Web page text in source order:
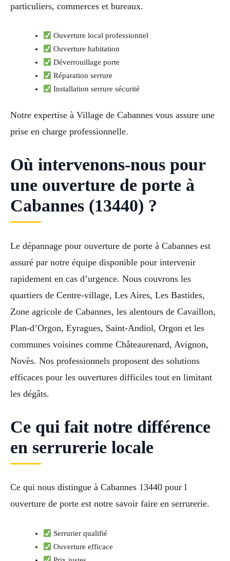
particuliers, commerces et bureaux.
Ouverture local professionnel
Ouverture habitation
Déverrouillage porte
Réparation serrure
Installation serrure sécurité
Notre expertise à Village de Cabannes vous assure une
prise en charge professionnelle.
Où intervenons-nous pour
une ouverture de porte à
Cabannes (13440) ?
Le dépannage pour ouverture de porte à Cabannes est
assuré par notre équipe disponible pour intervenir
rapidement en cas d’urgence. Nous couvrons les
quartiers de Centre-village, Les Aires, Les Bastides,
Zone agricole de Cabannes, les alentours de Cavaillon,
Plan-d’Orgon, Eyragues, Saint-Andiol, Orgon et les
communes voisines comme Châteaurenard, Avignon,
Novès. Nos professionnels proposent des solutions
efficaces pour les ouvertures difficiles tout en limitant
les dégâts.
Ce qui fait notre différence
en serrurerie locale
Ce qui nous distingue à Cabannes 13440 pour l
ouverture de porte est notre savoir faire en serrurerie.
Serrurier qualifié
Ouverture efficace